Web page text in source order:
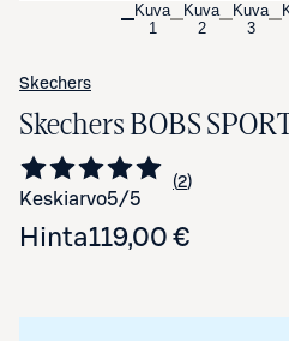
Kuva
1
Kuva
2
Kuva
3
Skechers
Skechers BOBS
Keskiarvo5/5 Siirry arvioihin
2
kappaletta
Hinta119,00 €